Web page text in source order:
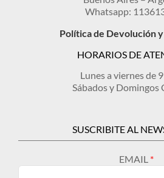
Whatsapp:
Política de Devolución
HORARIOS DE
Lunes a viernes de
Sábados y Domingos
SUSCRIBITE AL
EMAIL